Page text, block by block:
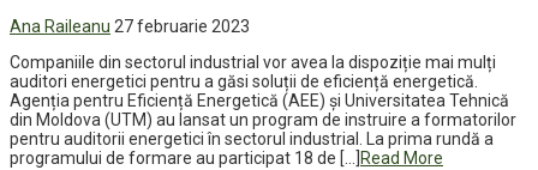
Ana Raileanu 27 februarie 2023
Companiile din sectorul industrial vor avea la dispoziție mai mulți
auditori energetici pentru a găsi soluții de eficiență energetică.
Agenția pentru Eficiență Energetică (AEE) și Universitatea Tehnică
din Moldova (UTM) au lansat un program de instruire a formatorilor
pentru auditorii energetici în sectorul industrial. La prima rundă a
programului de formare au participat 18 de […] Read More